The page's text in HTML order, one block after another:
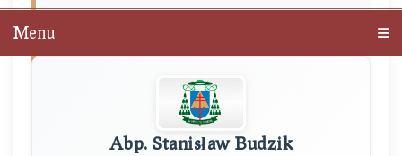
Menu
Abp. Stanisław Budzik